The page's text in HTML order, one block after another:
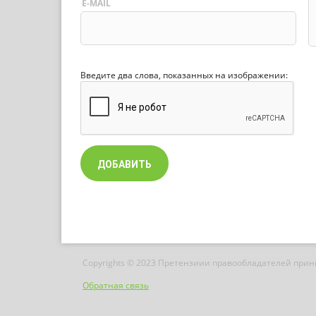
E-MAIL
Введите два слова, показанных на изображении:
Copyrights © 2023 Претензиии правообладателей
Обратная связь